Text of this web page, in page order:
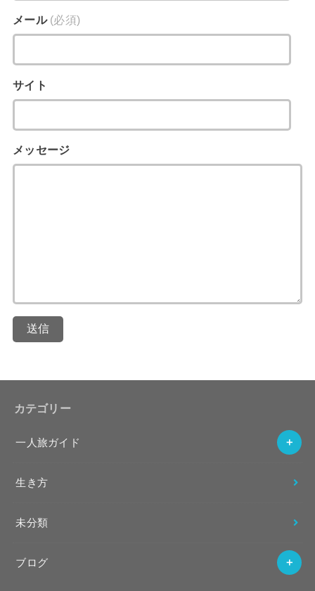
メール (必須)
サイト
メッセージ
送信
カテゴリー
一人旅ガイド
生き方
未分類
ブログ